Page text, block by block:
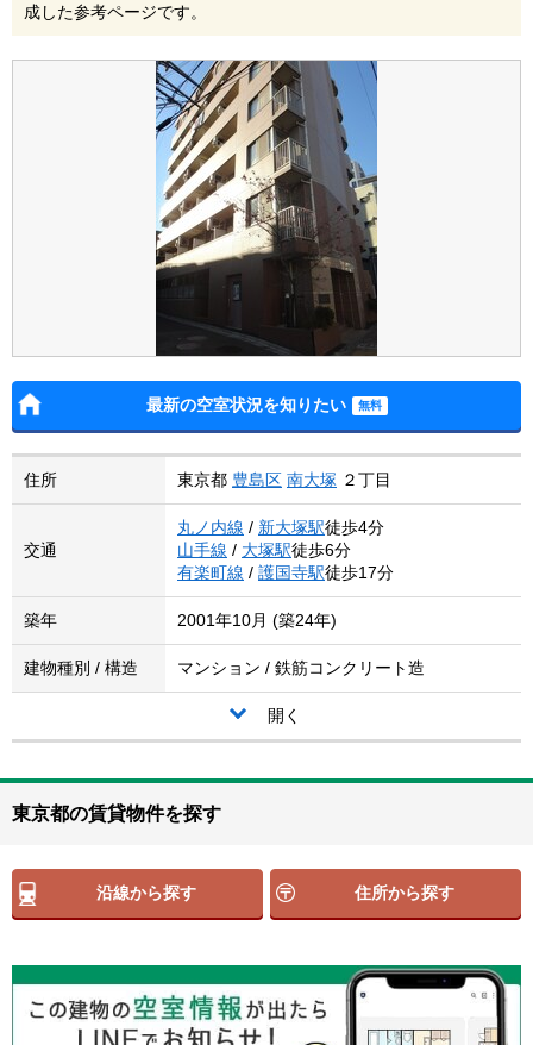
成した参考ページです。
最新の空室状況を知りたい
住所 東京都 豊島区 南大塚 ２丁目
交通
丸ノ内線 / 新大塚駅徒歩4分
山手線 / 大塚駅徒歩6分
有楽町線 / 護国寺駅徒歩17分
築年 2001年10月 (築24年)
建物種別 / 構造 マンション / 鉄筋コンクリート造
開く
東京都の賃貸物件を探す
沿線から探す 住所から探す